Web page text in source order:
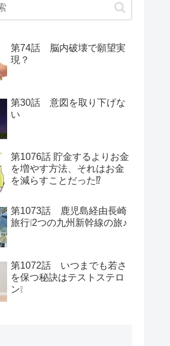
第74話 脳内破壊で願望実
現？
第30話 意図を取り下げな
い
第1076話 貯金するよりお金
を増やす方法、それはお金
を減らすことだった⁉
第1073話 鹿児島経由長崎
旅行❕2つの九州新幹線の旅♪
第1072話 いつまでも若さ
を保つ秘訣はテストステロ
ン❕